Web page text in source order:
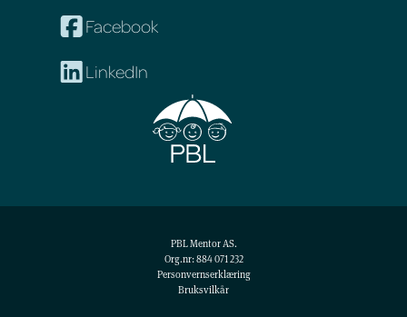
Facebook
LinkedIn
PBL Mentor AS.
Org.nr: 884 071 232
Personvernserklæring
Bruksvilkår